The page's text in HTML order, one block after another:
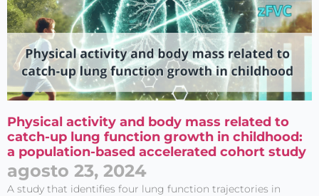
Physical activity and body mass related to
catch-up lung function growth in childhood:
a population-based accelerated cohort study
agosto 23, 2024
A study that identifies four lung function trajectories in